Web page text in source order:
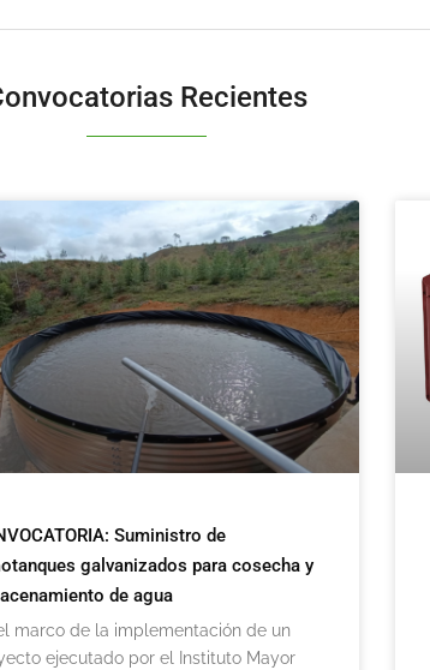
Recientes
Suministro de
galvanizados para cosecha y
de agua
marco de la implementación de un
ejecutado por el Instituto Mayor